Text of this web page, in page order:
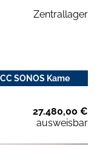
Zentrallager
SONOS Kame
27.480,00 €
ausweisbar